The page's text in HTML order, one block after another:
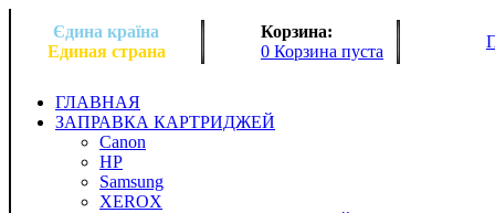
Єдина країна
Единая страна
Корзина:
0 Корзина пуста
ГЛАВНАЯ
ЗАПРАВКА КАРТРИДЖЕЙ
Canon
HP
Samsung
XEROX